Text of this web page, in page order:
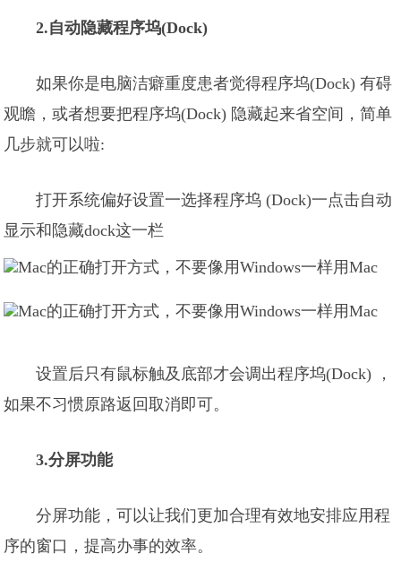
2.自动隐藏程序坞(Dock)
如果你是电脑洁癖重度患者觉得程序坞(Dock) 有碍
观瞻，或者想要把程序坞(Dock) 隐藏起来省空间，简单
几步就可以啦:
打开系统偏好设置一选择程序坞 (Dock)一点击自动
显示和隐藏dock这一栏
设置后只有鼠标触及底部才会调出程序坞(Dock) ，
如果不习惯原路返回取消即可。
3.分屏功能
分屏功能，可以让我们更加合理有效地安排应用程
序的窗口，提高办事的效率。